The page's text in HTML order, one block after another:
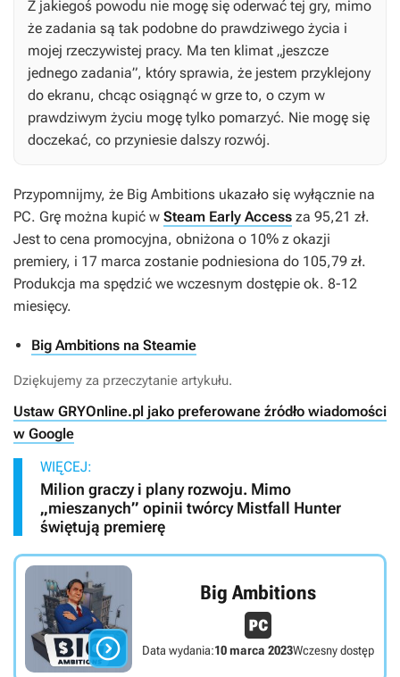
Z jakiegoś powodu nie mogę się oderwać tej gry, mimo
że zadania są tak podobne do prawdziwego życia i
mojej rzeczywistej pracy. Ma ten klimat „jeszcze
jednego zadania”, który sprawia, że jestem przyklejony
do ekranu, chcąc osiągnąć w grze to, o czym w
prawdziwym życiu mogę tylko pomarzyć. Nie mogę się
doczekać, co przyniesie dalszy rozwój.
Przypomnijmy, że Big Ambitions ukazało się wyłącznie na
PC. Grę można kupić w Steam Early Access za 95,21 zł.
Jest to cena promocyjna, obniżona o 10% z okazji
premiery, i 17 marca zostanie podniesiona do 105,79 zł.
Produkcja ma spędzić we wczesnym dostępie ok. 8-12
miesięcy.
Big Ambitions na Steamie
Dziękujemy za przeczytanie artykułu.
Ustaw GRYOnline.pl jako preferowane źródło wiadomości
w Google
WIĘCEJ:
Milion graczy i plany rozwoju. Mimo
„mieszanych” opinii twórcy Mistfall Hunter
świętują premierę

Big Ambitions
Data wydania:10 marca 2023Wczesny dostęp